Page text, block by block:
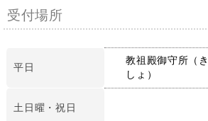
受付場所
平日
教祖殿御守所（
しょ）
土日曜・祝日